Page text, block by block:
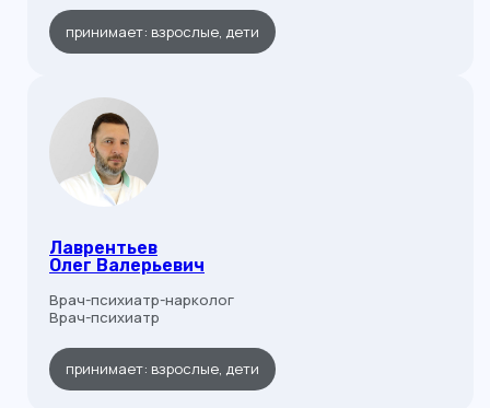
принимает: взрослые, дети
Лаврентьев
Олег Валерьевич
Врач-психиатр-нарколог
Врач-психиатр
принимает: взрослые, дети